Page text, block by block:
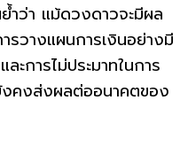
ำว่า แม้ดวงดาวจะมีผล
วางแผนการเงินอย่างมี
ะการไม่ประมาทในการ
คงส่งผลต่ออนาคตของ